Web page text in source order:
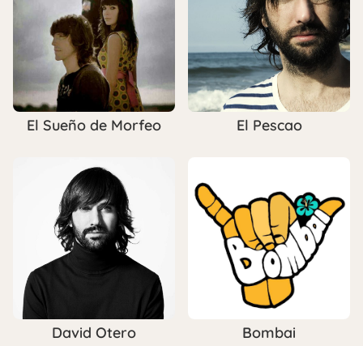
El Sueño de Morfeo El Pescao
David Otero Bombai